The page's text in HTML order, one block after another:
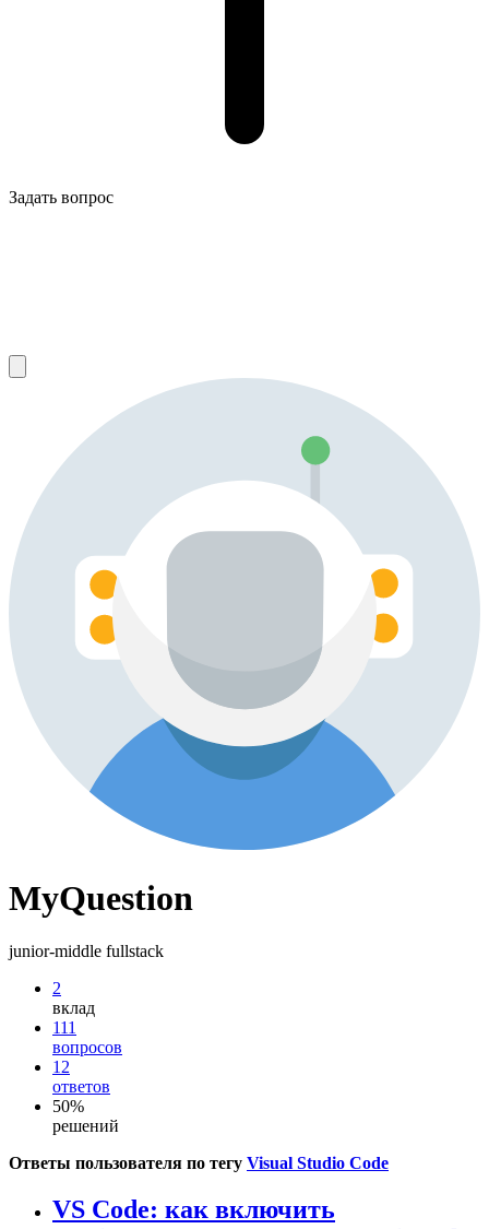
Задать вопрос
MyQuestion
junior-middle fullstack
2
вклад
111
вопросов
12
ответов
50%
решений
Ответы пользователя по тегу Visual Studio Code
VS Code: как включить